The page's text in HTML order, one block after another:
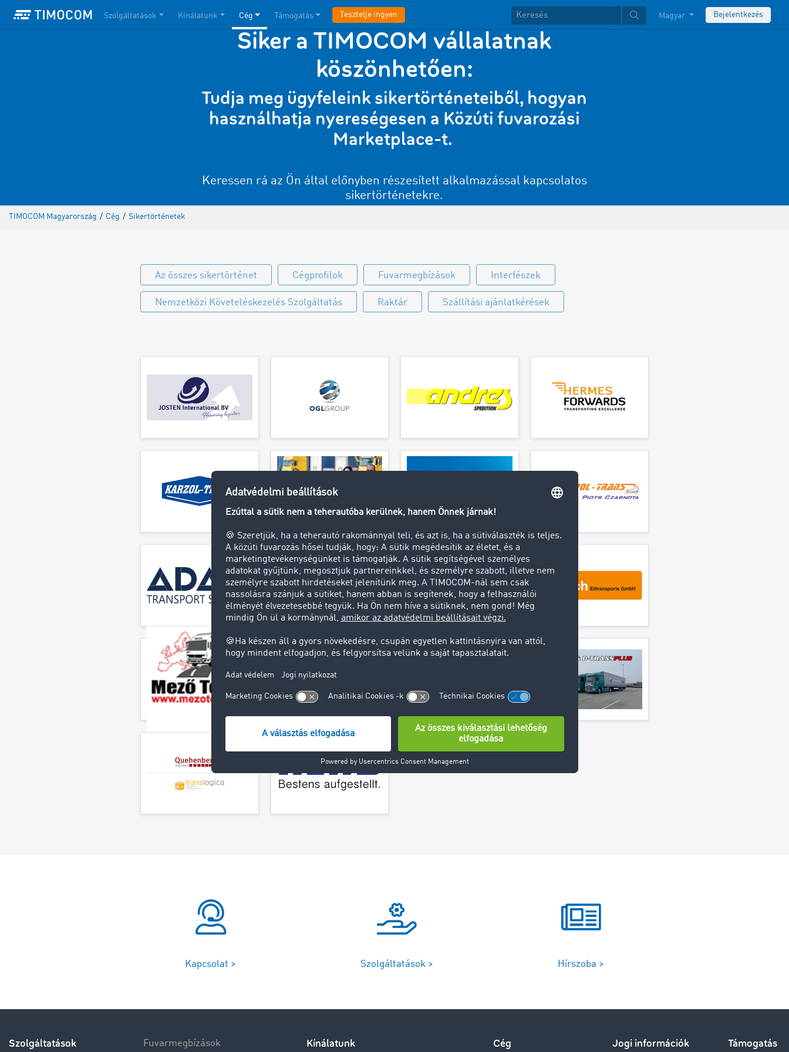
Szolgáltatások Kínálatunk Cég Támogatás Tesztelje ingyen Magyar Bejelentkezés
Siker a TIMOCOM vállalatnak
köszönhetően:
Tudja meg ügyfeleink sikertörténeteiből, hogyan
használhatja nyereségesen a Közúti fuvarozási
Marketplace-t.
Keressen rá az Ön által előnyben részesített alkalmazással kapcsolatos
sikertörténetekre.
TIMOCOM Magyarország / Cég / Sikertörténetek
Az összes sikertörténet Cégprofilok Fuvarmegbízások Interfészek
Nemzetközi Követeléskezelés Szolgáltatás Raktár Szállítási ajánlatkérések
Kapcsolat > Szolgáltatások > Hírszoba >
Szolgáltatások Fuvarmegbízások Kínálatunk Cég Jogi információk Támogatás